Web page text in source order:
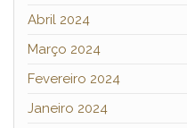
Abril 2024
Março 2024
Fevereiro 2024
Janeiro 2024